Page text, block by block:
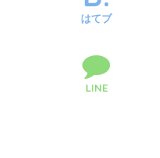
はてブ
LINE